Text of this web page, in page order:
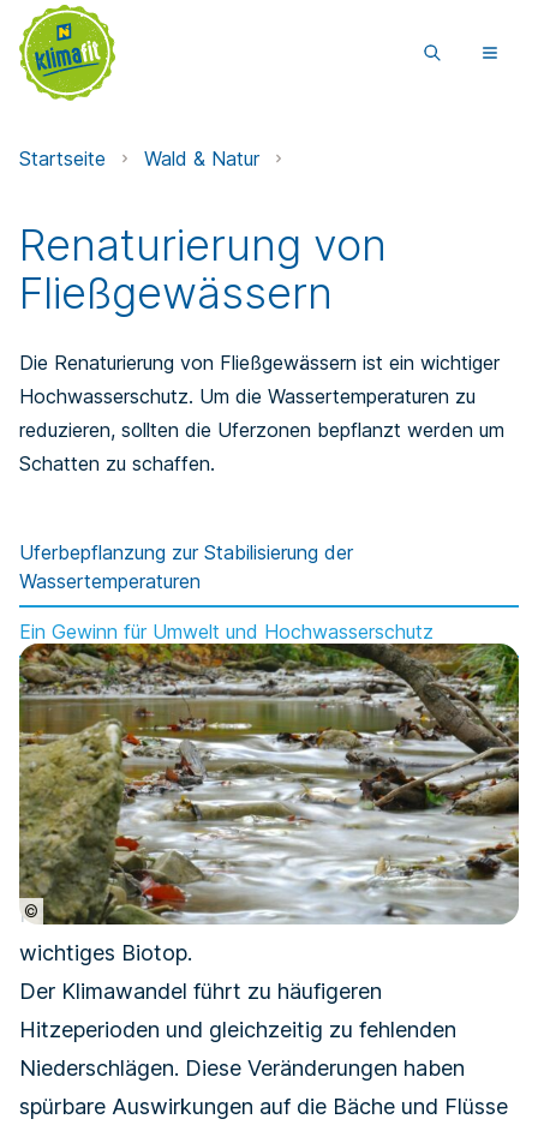
Startseite Wald & Natur
Renaturierung von
Fließgewässern
Die Renaturierung von Fließgewässern ist ein wichtiger
Hoch­wasser­schutz. Um die Wasser­temperaturen zu
reduzieren, sollten die Ufer­zonen bepflanzt werden um
Schatten zu schaffen.
Uferbepflanzung zur Stabilisierung der
Wassertemperaturen
Ein Gewinn für Umwelt und Hochwasserschutz
©
Renaturierte Fluss- und Bachläufe sind ein
wichtiges Biotop.
Der Klimawandel führt zu häufigeren
Hitzeperioden und gleichzeitig zu fehlenden
Niederschlägen. Diese Veränderungen haben
spürbare Auswirkungen auf die Bäche und Flüsse